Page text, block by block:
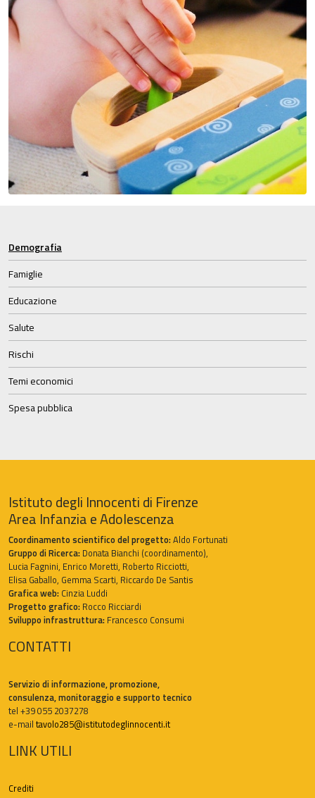
Demografia
Famiglie
Educazione
Salute
Rischi
Temi economici
Spesa pubblica
Istituto degli Innocenti di Firenze
Area Infanzia e Adolescenza
Coordinamento scientifico del progetto:Aldo Fortunati
Gruppo di Ricerca: Donata Bianchi (coordinamento),
Lucia Fagnini, Enrico Moretti, Roberto Ricciotti,
Elisa Gaballo, Gemma Scarti, Riccardo De Santis
Grafica web: Cinzia Luddi
Progetto grafico: Rocco Ricciardi
Sviluppo infrastruttura: Francesco Consumi
CONTATTI
Servizio di informazione, promozione,
consulenza, monitoraggio e supporto tecnico
tel +39 055 2037278
e-mail tavolo285@istitutodeglinnocenti.it
LINK UTILI
Crediti